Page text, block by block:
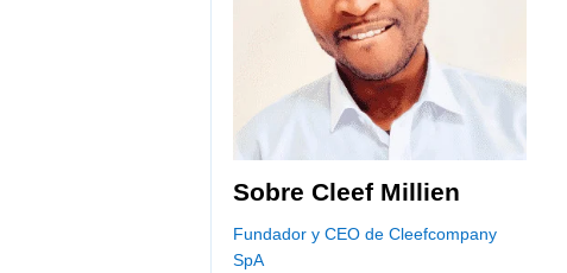
Sobre Cleef Millien
Fundador y CEO de Cleefcompany
SpA